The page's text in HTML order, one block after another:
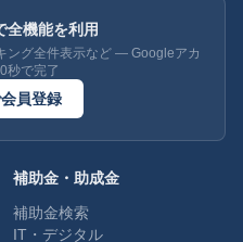
全機能を利用
ング全件表示など — Googleアカ
秒で完了
員登録
補助金・助成金
補助金検索
IT・デジタル